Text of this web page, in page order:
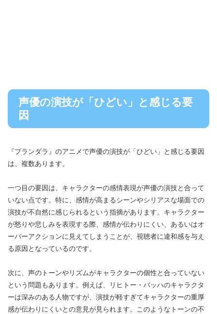
声優の演技が「ひどい」と感じる要
因
『プランダラ』のアニメで声優の演技が「ひどい」と感じる要因
は、複数あります。
一つ目の要因は、キャラクターの感情表現が声優の演技と合って
いない点です。特に、感情が高まるシーンやシリアスな場面での
演技が不自然に感じられるという指摘があります。キャラクター
が怒りや悲しみを表現する際、感情が伝わりにくい、あるいはオ
ーバーアクションに見えてしまうことが、視聴者に違和感を与え
る原因となっているのです。
次に、声のトーンやリズムがキャラクターの個性と合っていない
という問題もあります。例えば、リヒトー・バッハのキャラクタ
ーは深みのある人物ですが、演技が軽すぎてキャラクターの重厚
感が伝わりにくいとの意見が見られます。このようなトーンの不